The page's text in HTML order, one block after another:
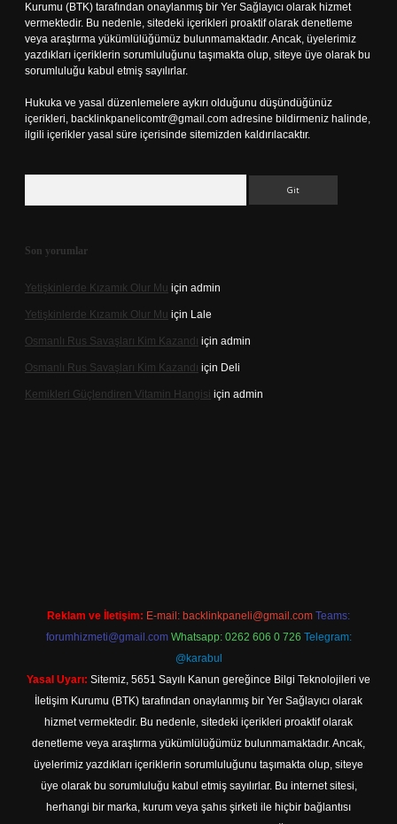
Kurumu (BTK) tarafından onaylanmış bir Yer Sağlayıcı olarak hizmet
vermektedir. Bu nedenle, sitedeki içerikleri proaktif olarak denetleme
veya araştırma yükümlülüğümüz bulunmamaktadır. Ancak, üyelerimiz
yazdıkları içeriklerin sorumluluğunu taşımakta olup, siteye üye olarak bu
sorumluluğu kabul etmiş sayılırlar.
Hukuka ve yasal düzenlemelere aykırı olduğunu düşündüğünüz
içerikleri, backlinkpanelicomtr@gmail.com adresine bildirmeniz halinde,
ilgili içerikler yasal süre içerisinde sitemizden kaldırılacaktır.
Son yorumlar
Yetişkinlerde Kızamık Olur Mu için admin
Yetişkinlerde Kızamık Olur Mu için Lale
Osmanlı Rus Savaşları Kim Kazandı için admin
Osmanlı Rus Savaşları Kim Kazandı için Deli
Kemikleri Güçlendiren Vitamin Hangisi için admin
Reklam ve İletişim: E-mail: backlinkpaneli@gmail.com Teams:
forumhizmeti@gmail.com Whatsapp: 0262 606 0 726 Telegram:
@karabul
Yasal Uyarı: Sitemiz, 5651 Sayılı Kanun gereğince Bilgi Teknolojileri ve
İletişim Kurumu (BTK) tarafından onaylanmış bir Yer Sağlayıcı olarak
hizmet vermektedir. Bu nedenle, sitedeki içerikleri proaktif olarak
denetleme veya araştırma yükümlülüğümüz bulunmamaktadır. Ancak,
üyelerimiz yazdıkları içeriklerin sorumluluğunu taşımakta olup, siteye
üye olarak bu sorumluluğu kabul etmiş sayılırlar. Bu internet sitesi,
herhangi bir marka, kurum veya şahıs şirketi ile hiçbir bağlantısı